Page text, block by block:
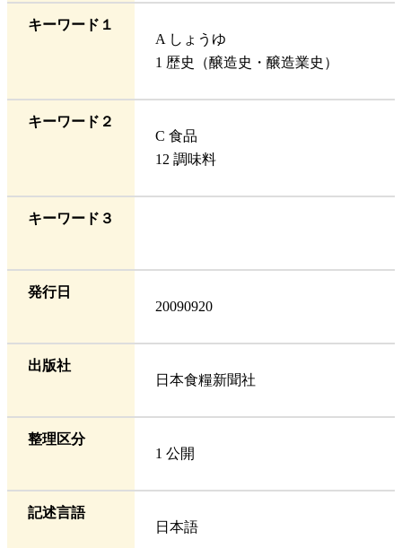
キーワード１
A しょうゆ
1 歴史（醸造史・醸造業史）
キーワード２
C 食品
12 調味料
キーワード３
発行日
20090920
出版社
日本食糧新聞社
整理区分
1 公開
記述言語
日本語